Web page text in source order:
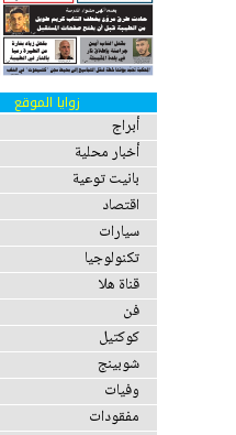
زوايا الموقع
أبراج
أخبار محلية
بانيت توعية
اقتصاد
سيارات
تكنولوجيا
قناة هلا
فن
كوكتيل
شوبينج
وفيات
مفقودات